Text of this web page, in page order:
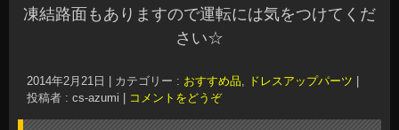
凍結路面もありますので運転には気をつけてくだ
さい☆
2014年2月21日 カテゴリー : おすすめ品, ドレスアップパーツ
投稿者 : cs-azumi
コメントをどうぞ